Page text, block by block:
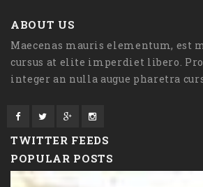
ABOUT US
Maecenas mauris elementum, est
cursus at elite imperdiet libero.
integer an nulla augue pharetra
TWITTER FEEDS
POPULAR POSTS